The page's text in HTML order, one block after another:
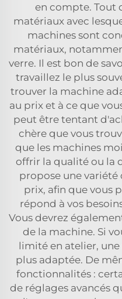
en compte. Tout
matériaux avec
machines sont
matériaux,
verre. Il est bon de
travaillez le plus
trouver la machine
au prix et à ce que
peut être tentant
chère que vous
que les machines
offrir la qualité ou la
propose une
prix, afin que vous
répond à vos
Vous devrez
de la machine. Si
limité en atelier,
plus adaptée. De
fonctionnalités :
de réglages avancés